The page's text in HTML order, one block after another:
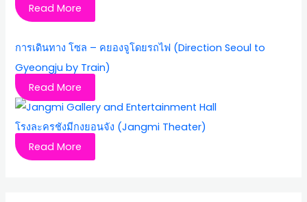
Read More
การเดินทาง โซล – คยองจูโดยรถไฟ (Direction Seoul to
Gyeongju by Train)
Read More
โรงละครชังมีกงยอนจัง (Jangmi Theater)
Read More